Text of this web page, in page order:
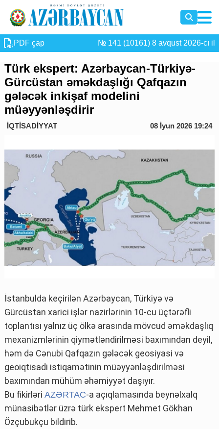
PDF çap № 141 (10161) 8 avqust 2026-cı il
Türk ekspert: Azərbaycan-Türkiyə-
Gürcüstan əməkdaşlığı Qafqazın
gələcək inkişaf modelini
müəyyənləşdirir
İQTİSADİYYAT 08 İyun 2026 19:24
İstanbulda keçirilən Azərbaycan, Türkiyə və
Gürcüstan xarici işlər nazirlərinin 10-cu üçtərəfli
toplantısı yalnız üç ölkə arasında mövcud əməkdaşlıq
mexanizmlərinin qiymətləndirilməsi baxımından deyil,
həm də Cənubi Qafqazın gələcək geosiyasi və
geoiqtisadi istiqamətinin müəyyənləşdirilməsi
baxımından mühüm əhəmiyyət daşıyır.
Bu fikirləri AZƏRTAC-a açıqlamasında beynəlxalq
münasibətlər üzrə türk ekspert Mehmet Gökhan
Özçubukçu bildirib.